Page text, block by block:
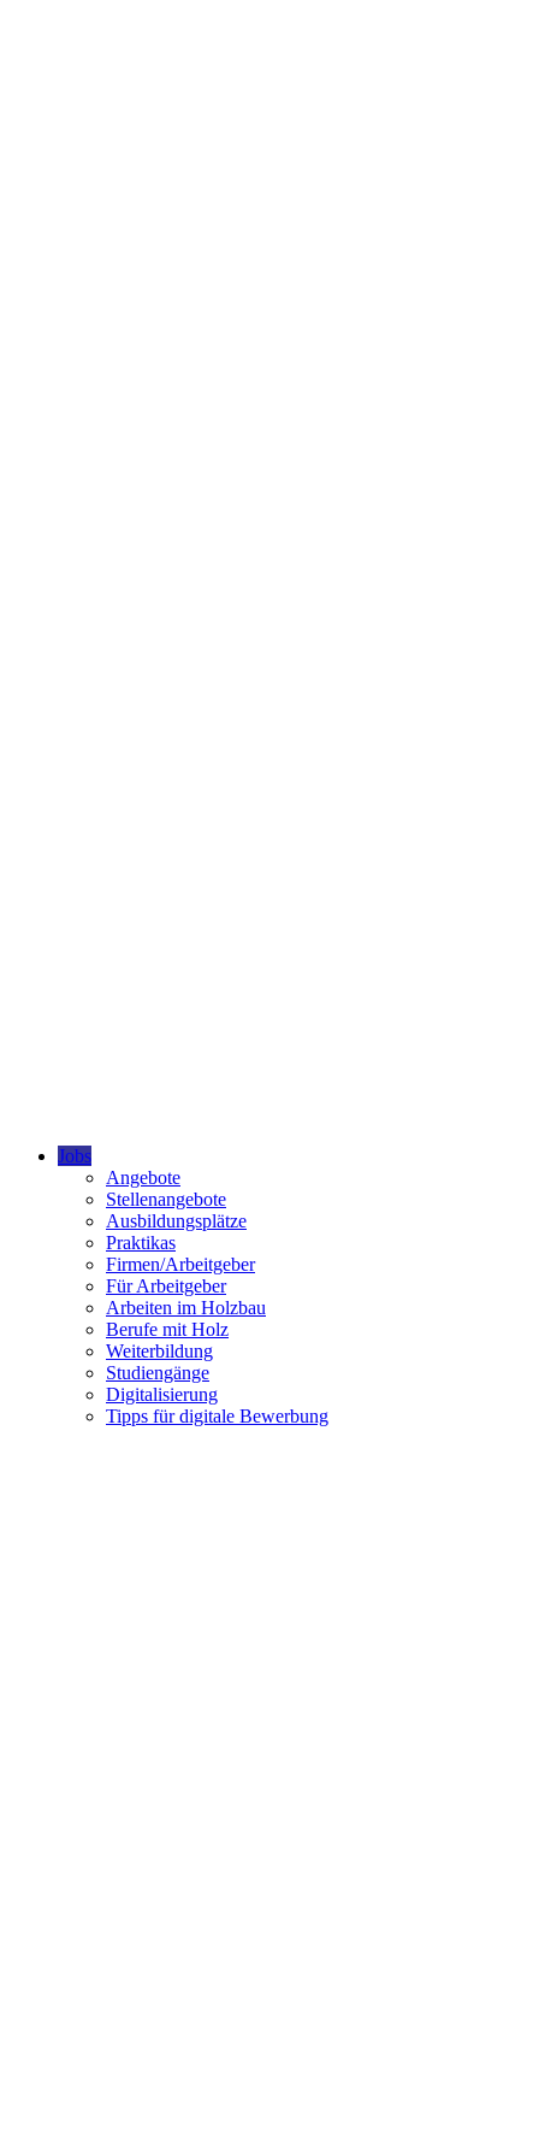
Jobs
Angebote
Stellenangebote
Ausbildungsplätze
Praktikas
Firmen/Arbeitgeber
Für Arbeitgeber
Arbeiten im Holzbau
Berufe mit Holz
Weiterbildung
Studiengänge
Digitalisierung
Tipps für digitale Bewerbung